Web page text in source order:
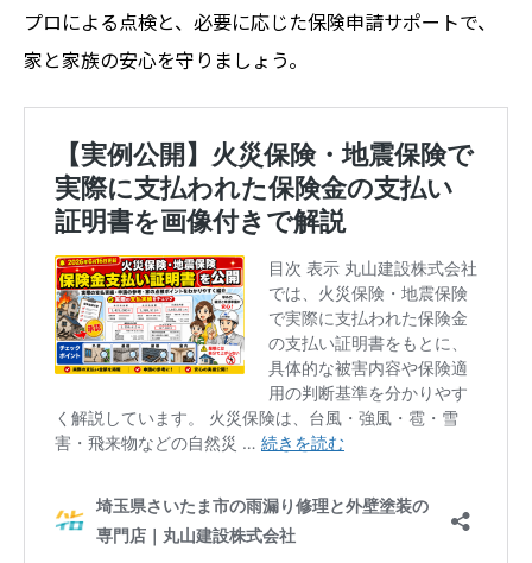
プロによる点検と、必要に応じた保険申請サポートで、
家と家族の安心を守りましょう。